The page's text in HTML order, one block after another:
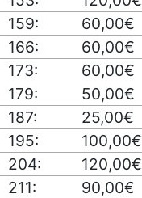
159: 60,00€
166: 60,00€
173: 60,00€
179: 50,00€
187: 25,00€
195: 100,00€
204: 120,00€
211: 90,00€